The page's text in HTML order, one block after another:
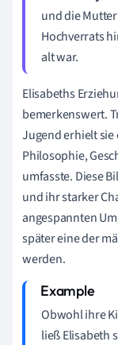
und die
Hochverrats
alt war.
Elisabeths
bemerkenswert.
Jugend erhielt
Philosophie,
umfasste. Diese
und ihr starker
angespannten
später eine der
werden.
Obwohl ihre
ließ Elisabeth